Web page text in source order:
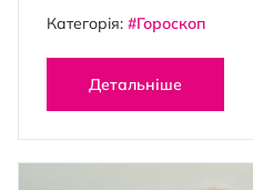
Категорія: #Гороскоп
Детальніше